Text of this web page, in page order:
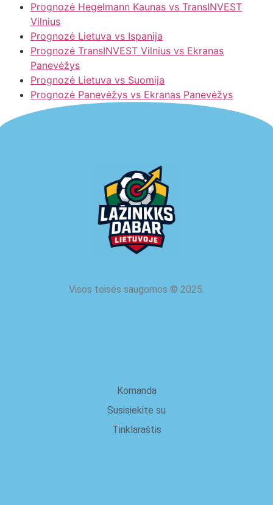
Prognozė Hegelmann Kaunas vs TransINVEST
Vilnius
Prognozė Lietuva vs Ispanija
Prognozė TransINVEST Vilnius vs Ekranas
Panevėžys
Prognozė Lietuva vs Suomija
Prognozė Panevėžys vs Ekranas Panevėžys
Visos teisės saugomos © 2025.
Komanda
Susisiekite su
Tinklaraštis